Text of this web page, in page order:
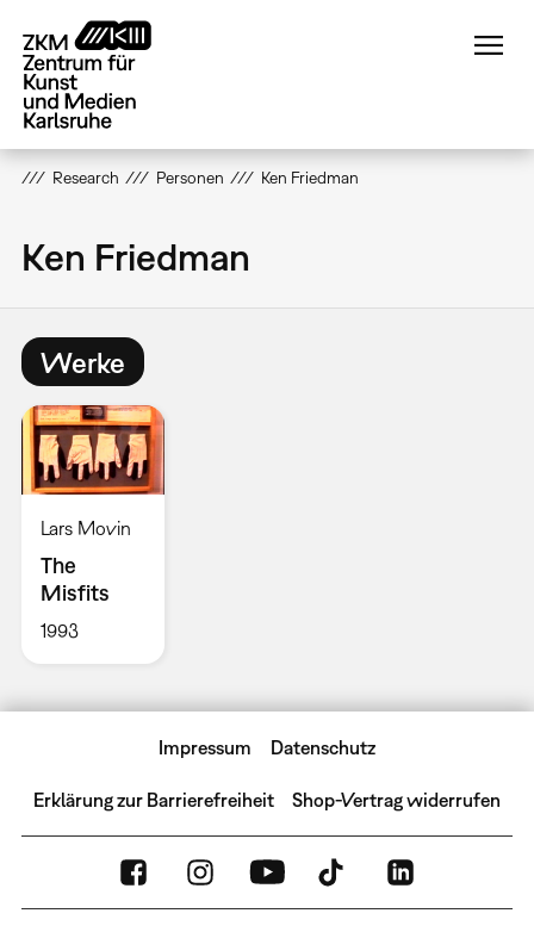
zum
Inhalt
Research Personen Ken Friedman
Ken Friedman
Werke
Lars Movin
The
Misfits
1993
Impressum Datenschutz
Erklärung zur Barrierefreiheit Shop-Vertrag widerrufen